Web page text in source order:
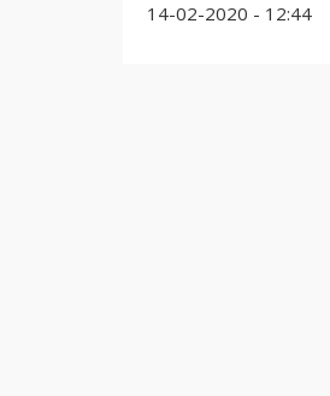
14-02-2020 - 12:44